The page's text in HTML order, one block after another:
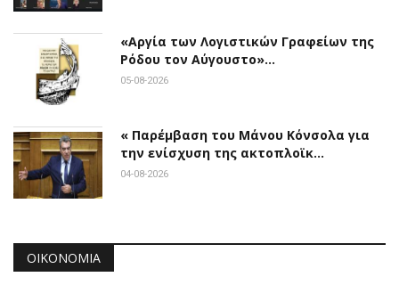
«Αργία των Λογιστικών Γραφείων της
Ρόδου τον Αύγουστο»…
05-08-2026
« Παρέμβαση του Μάνου Κόνσολα για
την ενίσχυση της ακτοπλοϊκ…
04-08-2026
ΟΙΚΟΝΟΜΊΑ